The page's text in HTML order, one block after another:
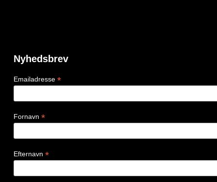
Nyhedsbrev
Emailadresse *
Fornavn *
Efternavn *